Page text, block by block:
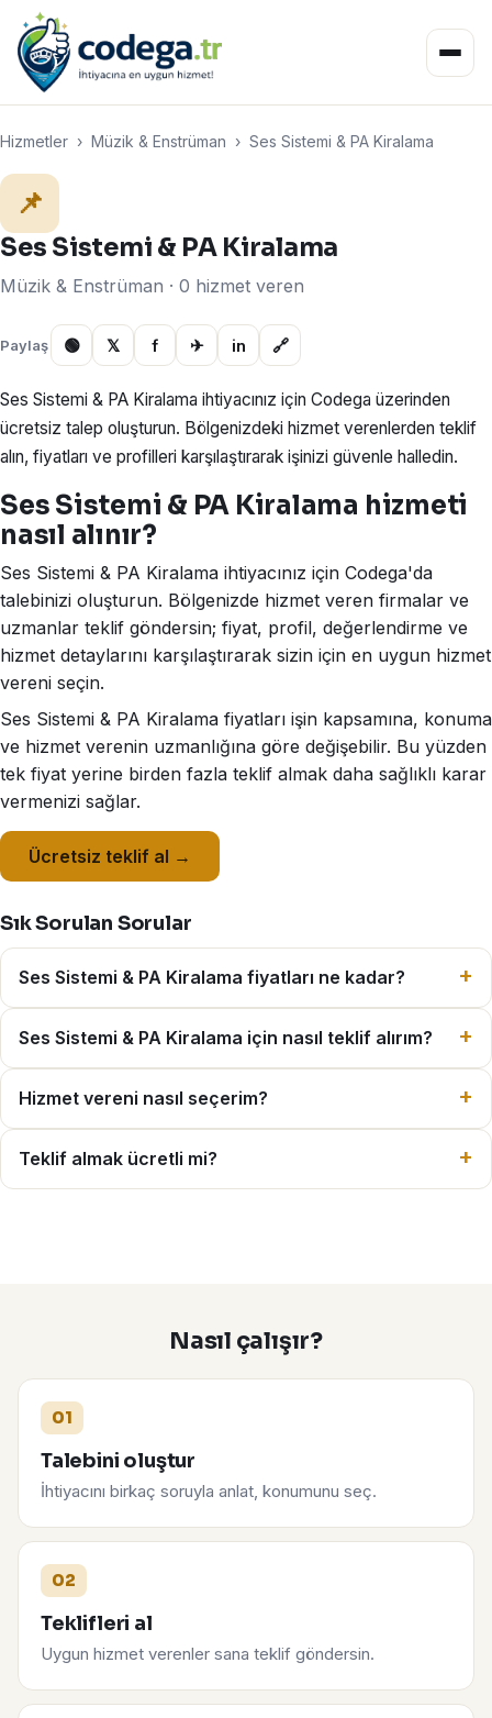
Hizmetler › Müzik & Enstrüman › Ses Sistemi & PA Kiralama
📌
Ses Sistemi & PA Kiralama
Müzik & Enstrüman · 0 hizmet veren
Paylaş 🟢 𝕏 f ✈ in 🔗
Ses Sistemi & PA Kiralama ihtiyacınız için Codega üzerinden
ücretsiz talep oluşturun. Bölgenizdeki hizmet verenlerden teklif
alın, fiyatları ve profilleri karşılaştırarak işinizi güvenle halledin.
Ses Sistemi & PA Kiralama hizmeti
nasıl alınır?
Ses Sistemi & PA Kiralama ihtiyacınız için Codega'da
talebinizi oluşturun. Bölgenizde hizmet veren firmalar ve
uzmanlar teklif göndersin; fiyat, profil, değerlendirme ve
hizmet detaylarını karşılaştırarak sizin için en uygun hizmet
vereni seçin.
Ses Sistemi & PA Kiralama fiyatları işin kapsamına, konuma
ve hizmet verenin uzmanlığına göre değişebilir. Bu yüzden
tek fiyat yerine birden fazla teklif almak daha sağlıklı karar
vermenizi sağlar.
Ücretsiz teklif al →
Sık Sorulan Sorular
Ses Sistemi & PA Kiralama fiyatları ne kadar?
Ses Sistemi & PA Kiralama için nasıl teklif alırım?
Hizmet vereni nasıl seçerim?
Teklif almak ücretli mi?
Nasıl çalışır?
01
Talebini oluştur
İhtiyacını birkaç soruyla anlat, konumunu seç.
02
Teklifleri al
Uygun hizmet verenler sana teklif göndersin.